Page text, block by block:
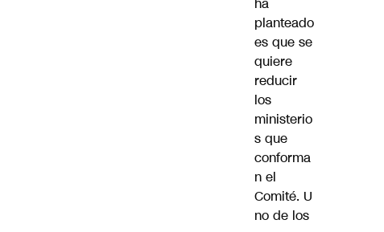
planteado
es que se
quiere
reducir
los
ministerio
s que
conforma
n el
Comité. U
no de los